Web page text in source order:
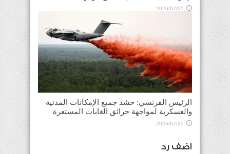
2026/07/25
الرئيس الفرنسي: حشد جميع الإمكانات المدنية
والعسكرية لمواجهة حرائق الغابات المستعرة
2026/07/25
اضف رد